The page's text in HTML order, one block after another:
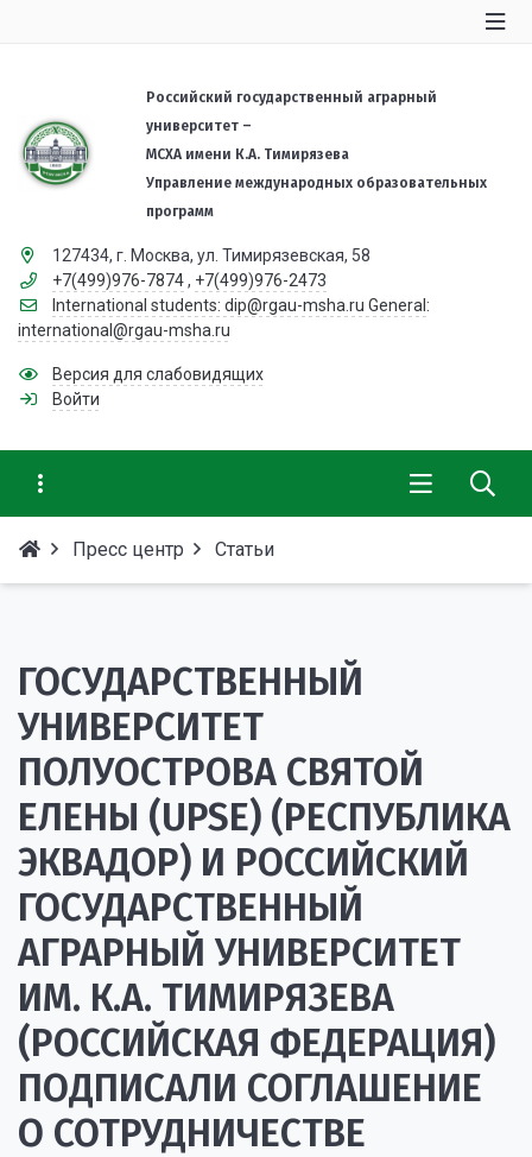
Российский государственный аграрный
университет –
МСХА имени К.А. Тимирязева
Управление международных образовательных
программ
127434, г. Москва, ул. Тимирязевская, 58
+7(499)976-7874 , +7(499)976-2473
International students: dip@rgau-msha.ru General:
international@rgau-msha.ru
Версия для слабовидящих
Войти
Пресс центр Статьи
ГОСУДАРСТВЕННЫЙ
УНИВЕРСИТЕТ
ПОЛУОСТРОВА СВЯТОЙ
ЕЛЕНЫ (UPSE) (РЕСПУБЛИКА
ЭКВАДОР) И РОССИЙСКИЙ
ГОСУДАРСТВЕННЫЙ
АГРАРНЫЙ УНИВЕРСИТЕТ
ИМ. К.А. ТИМИРЯЗЕВА
(РОССИЙСКАЯ ФЕДЕРАЦИЯ)
ПОДПИСАЛИ СОГЛАШЕНИЕ
О СОТРУДНИЧЕСТВЕ